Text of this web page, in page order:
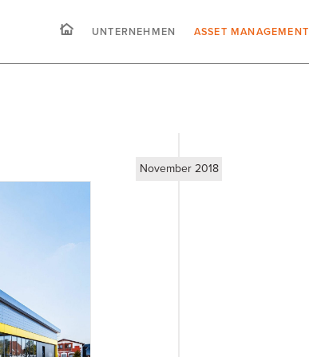
UNTERNEHMEN ASSET MANAGEMENT
November 2018